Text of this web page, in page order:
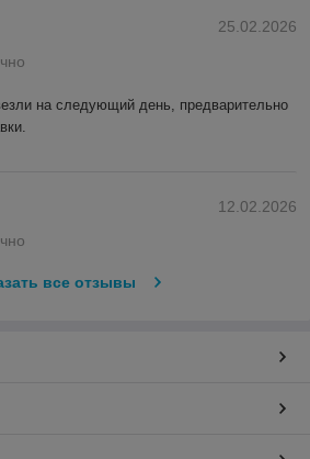
25.02.2026
на следующий день, предварительно
12.02.2026
все отзывы